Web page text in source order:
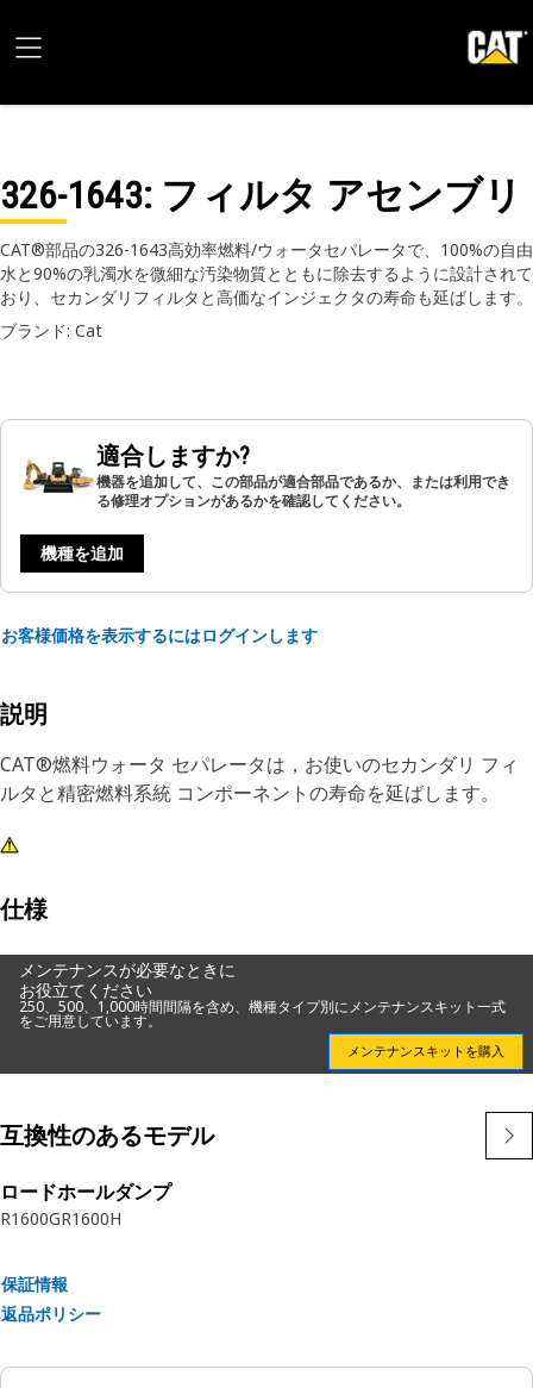
326-1643: フィルタ アセンブリ
CAT®部品の326-1643高効率燃料/ウォータセパレータで、100%の自由
水と90%の乳濁水を微細な汚染物質とともに除去するように設計されて
おり、セカンダリフィルタと高価なインジェクタの寿命も延ばします。
ブランド: Cat
適合しますか?
機器を追加して、この部品が適合部品であるか、または利用でき
る修理オプションがあるかを確認してください。
機種を追加
お客様価格を表示するにはログインします
説明
CAT®燃料ウォータ セパレータは，お使いのセカンダリ フィ
ルタと精密燃料系統 コンポーネントの寿命を延ばします。
仕様
メンテナンスが必要なときに
お役立てください
250、500、1,000時間間隔を含め、機種タイプ別にメンテナンスキット一式
をご用意しています。
メンテナンスキットを購入
互換性のあるモデル
ロードホールダンプ
R1600GR1600H
保証情報
返品ポリシー